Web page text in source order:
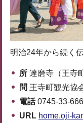
明治24年から続く
所 達磨寺（王寺
問 王寺町観光協
電話0745-33-
URL home.oji-